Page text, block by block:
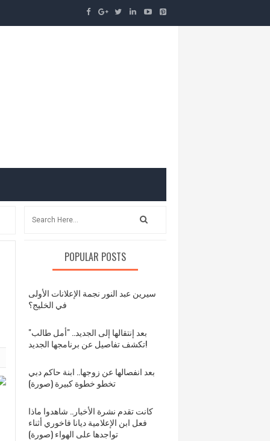
POPULAR POSTS
سيرين عبد النور نجمة الإعلانات الأولى
في الخليج؟
بعد إنتقالها إلى الجديد.. "أمل طالب"
تكشف تفاصيل عن برنامجها الجديد!
بعد انفصالها عن زوجها.. ابنة حاكم دبي
تخطو خطوة كبيرة (صورة)
كانت تقدم نشرة الأخبار.. شاهدوا ماذا
فعل ابن الإعلامية ديانا فاخوري أثناء
تواجدها على الهواء (صورة)